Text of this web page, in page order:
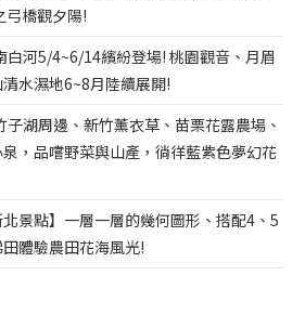
弓橋觀夕陽!
白河5/4~6/14繽紛登場! 桃園觀音、月眉
水濕地6~8月陸續展開!
子湖周邊、新竹薰衣草、苗栗花露農場、
，品嚐野菜與山產，徜徉藍紫色夢幻花
北景點】一層一層的幾何圖形、搭配4、5
體驗農田花海風光!